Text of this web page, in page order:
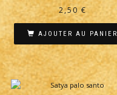
2,50€
AJOUTER AU PANIER